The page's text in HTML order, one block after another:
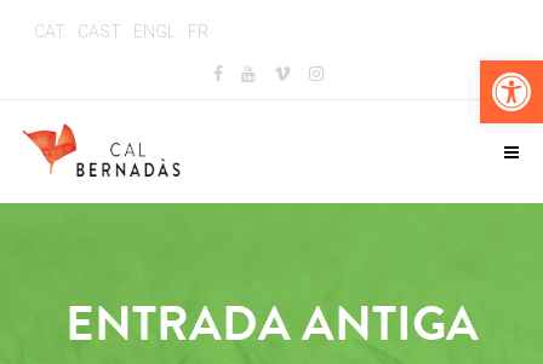
CAT CAST ENGL FR
ENTRADA ANTIGA